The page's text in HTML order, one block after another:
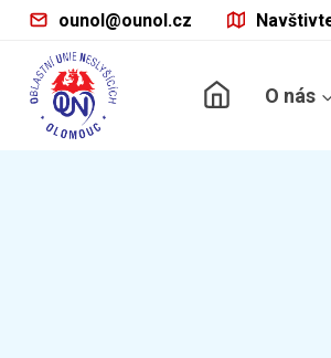
Přeskočit
obsah
ounol@ounol.cz
O nás